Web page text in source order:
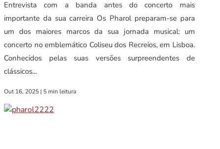
Entrevista com a banda antes do concerto mais
importante da sua carreira Os Pharol preparam-se para
um dos maiores marcos da sua jornada musical: um
concerto no emblemático Coliseu dos Recreios, em Lisboa.
Conhecidos pelas suas versões surpreendentes de
clássicos...
Out 16, 2025 | 5 min leitura